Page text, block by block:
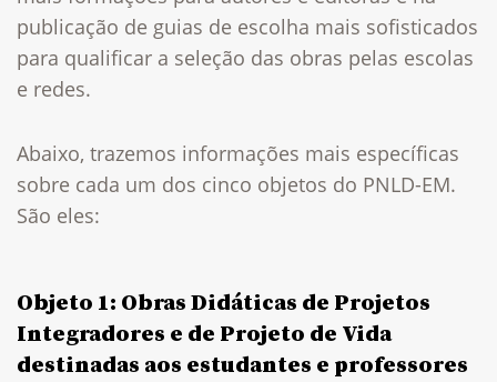
publicação de guias de escolha mais sofisticados
para qualificar a seleção das obras pelas escolas
e redes.
Abaixo, trazemos informações mais específicas
sobre cada um dos cinco objetos do PNLD-EM.
São eles:
Objeto 1: Obras Didáticas de Projetos
Integradores e de Projeto de Vida
destinadas aos estudantes e professores